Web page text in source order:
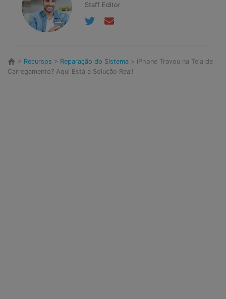
Staff Editor
> Recursos > Reparação do Sistema > iPhone Travou na Tela de
Carregamento? Aqui Está a Solução Real!